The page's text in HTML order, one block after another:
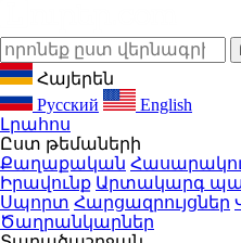
Հայերեն
Русский
English
Լրահոս
Ըստ թեմաների
Քաղաքական
Իրավունք Արտակարգ
Սպորտ Հարցազրույցներ
Ծաղրանկարներ